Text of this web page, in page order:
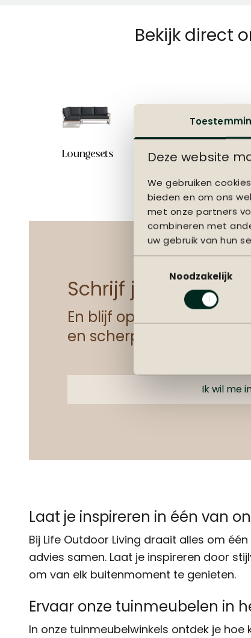
Deze website
We gebruiken
bieden en om ons
met onze partners
combineren met
uw gebruik van hun
Noodzakelijk
Bekijk direct
Loungesets Tuinsets
Schrijf je in voor de
En blijf op de hoogte van
en scherpste
Ik wil me
Laat je inspireren in één van
Bij Life Outdoor Living draait alles om
advies samen. Laat je inspireren door
om van elk buitenmoment te genieten.
Ervaar onze tuinmeubelen in
In onze tuinmeubelwinkels ontdek je